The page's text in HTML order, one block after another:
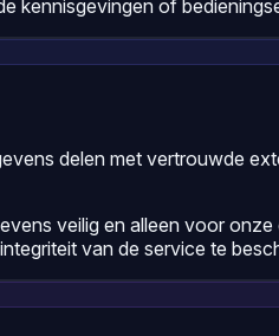
of
delen met vertrouwde
veilig en alleen voor
van de service te